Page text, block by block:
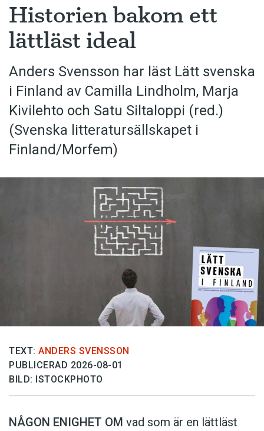
Historien bakom ett
lättläst ideal
Anders Svensson har läst Lätt svenska
i Finland av Camilla Lindholm, Marja
Kivilehto och Satu Siltaloppi (red.)
(Svenska litteratur­sällskapet i
Finland/Morfem)
TEXT: ANDERS SVENSSON
PUBLICERAD 2026-08-01
BILD: ISTOCKPHOTO
NÅGON ENIGHET OM vad som är en lättläst